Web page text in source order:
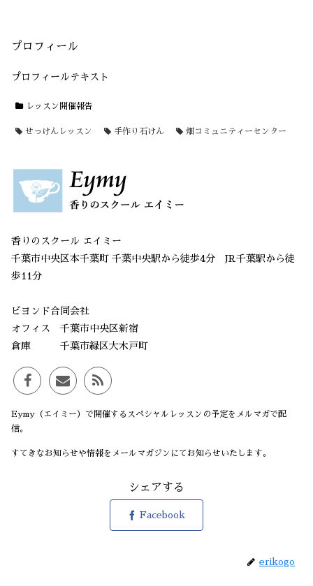
プロフィール
プロフィールテキスト
レッスン開催報告
せっけんレッスン 手作り石けん 畑コミュニティーセンター
香りのスクール エイミー
千葉市中央区本千葉町 千葉中央駅から徒歩4分 JR千葉駅から徒
歩11分
ビヨンド合同会社
オフィス 千葉市中央区新宿
倉庫 千葉市緑区大木戸町
Eymy（エイミー）で開催するスペシャルレッスンの予定をメルマガで配
信。
すてきなお知らせや情報をメールマガジンにてお知らせいたします。
シェアする
Facebook
erikogo